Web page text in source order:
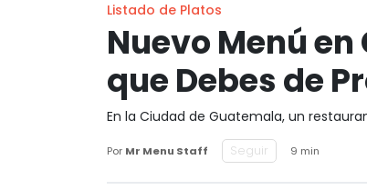
Listado de Platos
Nuevo Menú en
que Debes de
En la Ciudad de Guatemala, un
Por Mr Menu Staff Seguir 9 min